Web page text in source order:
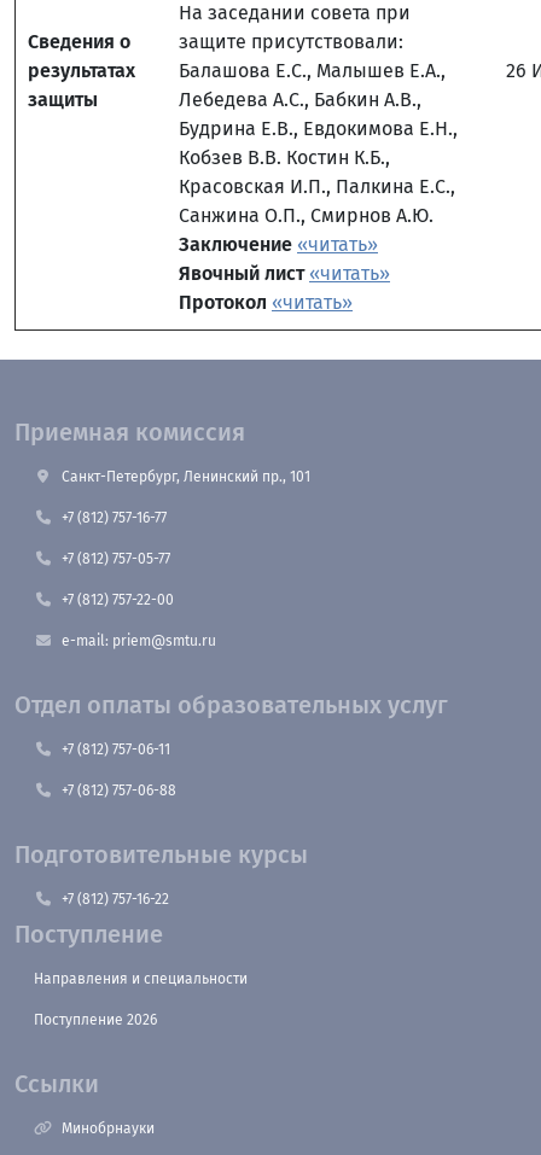
Сведения о
результатах
защиты
На заседании совета при
защите присутствовали:
Балашова Е.С., Малышев Е.А.,
Лебедева А.С., Бабкин А.В.,
Будрина Е.В., Евдокимова Е.Н.,
Кобзев В.В. Костин К.Б.,
Красовская И.П., Палкина Е.С.,
Санжина О.П., Смирнов А.Ю.
Заключение «читать»
Явочный лист «читать»
Протокол «читать»
26
Приемная комиссия
Санкт-Петербург, Ленинский пр., 101
+7 (812) 757-16-77
+7 (812) 757-05-77
+7 (812) 757-22-00
e-mail: priem@smtu.ru
Отдел оплаты образовательных услуг
+7 (812) 757-06-11
+7 (812) 757-06-88
Подготовительные курсы
+7 (812) 757-16-22
Поступление
Направления и специальности
Поступление 2026
Ссылки
Минобрнауки